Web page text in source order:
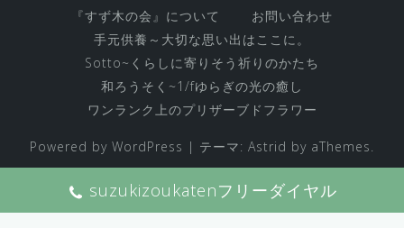
『すず木の会』について
お問い合わせ
手元供養～大切な思い出はここに。
Sotto~くらしに寄りそう祈りのかたち
和ろうそく~1/fゆらぎの光の癒し
ワンランク上のプリザーブドフラワー
Powered by WordPress | テーマ: Astrid by aThemes.
suzukizoukatenフリーダイヤル